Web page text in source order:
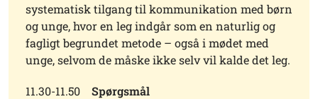
systematisk tilgang til kommunikation med børn
og unge, hvor en leg indgår som en naturlig og
fagligt begrundet metode – også i mødet med
unge, selvom de måske ikke selv vil kalde det leg.
11.30-11.50 Spørgsmål